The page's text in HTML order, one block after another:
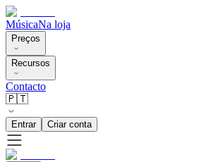
MúsicaNa loja
Preços
Recursos
Contacto
🇵🇹
Entrar Criar conta